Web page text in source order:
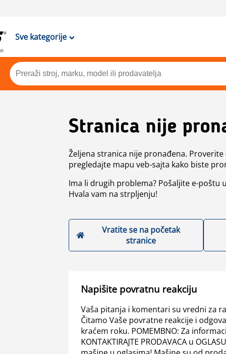
Sve kategorije
Stranica nije
Željena stranica nije pronađena.
pregledajte mapu veb-sajta kako biste
Ima li drugih problema? Pošaljite e-poštu
Hvala vam na strpljenju!
Vratite se na početak
stranice
Napišite povratnu reakciju
Vaša pitanja i komentari su vredni za
Čitamo Vaše povratne reakcije i
kraćem roku. POMEMBNO: Za
KONTAKTIRAJTE PRODAVACA u